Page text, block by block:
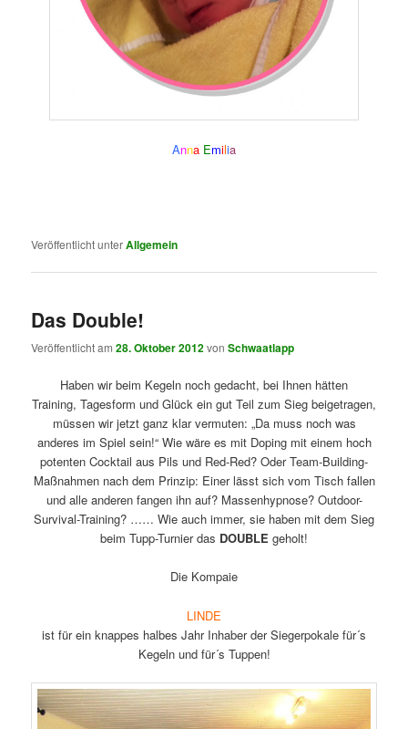
Anna Emilia
Veröffentlicht unterAllgemein
Das Double!
Veröffentlicht am28. Oktober 2012vonSchwaatlapp
Haben wir beim Kegeln noch gedacht, bei Ihnen hätten
Training, Tagesform und Glück ein gut Teil zum Sieg beigetragen,
müssen wir jetzt ganz klar vermuten: „Da muss noch was
anderes im Spiel sein!“ Wie wäre es mit Doping mit einem hoch
potenten Cocktail aus Pils und Red-Red? Oder Team-Building-
Maßnahmen nach dem Prinzip: Einer lässt sich vom Tisch fallen
und alle anderen fangen ihn auf? Massenhypnose? Outdoor-
Survival-Training? …… Wie auch immer, sie haben mit dem Sieg
beim Tupp-Turnier das DOUBLE geholt!
Die Kompaie
LINDE
ist für ein knappes halbes Jahr Inhaber der Siegerpokale für´s
Kegeln und für´s Tuppen!